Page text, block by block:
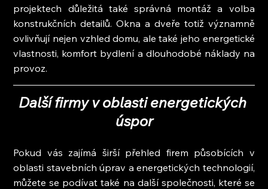
projektech důležitá také správná montáž a volba
konstrukčních detailů. Okna a dveře totiž významně
ovlivňují nejen vzhled domu, ale také jeho energetické
vlastnosti, komfort bydlení a dlouhodobé náklady na
provoz.
Další firmy v oblasti energetických
úspor
Pokud vás zajímá širší přehled firem působících v
oblasti stavebních úprav a energetických technologií,
můžete se podívat také na další společnosti, které se